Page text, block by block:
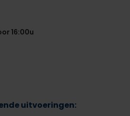
16:00u
uitvoeringen: